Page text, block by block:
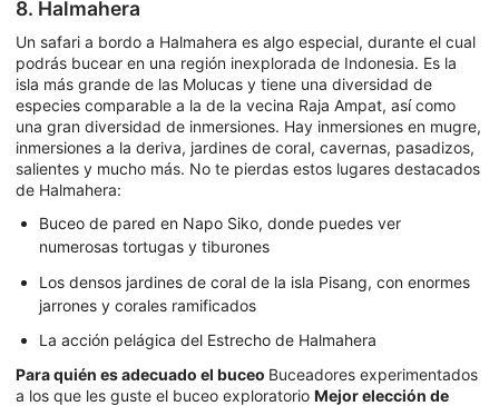
8. Halmahera
Un safari a bordo a Halmahera es algo especial, durante el cual
podrás bucear en una región inexplorada de Indonesia. Es la
isla más grande de las Molucas y tiene una diversidad de
especies comparable a la de la vecina Raja Ampat, así como
una gran diversidad de inmersiones. Hay inmersiones en mugre,
inmersiones a la deriva, jardines de coral, cavernas, pasadizos,
salientes y mucho más. No te pierdas estos lugares destacados
de Halmahera:
Buceo de pared en Napo Siko, donde puedes ver
numerosas tortugas y tiburones
Los densos jardines de coral de la isla Pisang, con enormes
jarrones y corales ramificados
La acción pelágica del Estrecho de Halmahera
Para quién es adecuado el buceo Buceadores experimentados
a los que les guste el buceo exploratorio Mejor elección de